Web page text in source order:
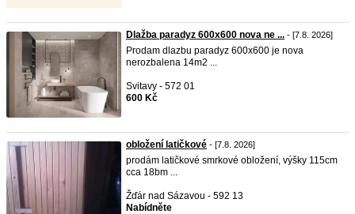
Dlažba paradyz 600x600 nova ne ... - [7.8. 2026]
Prodam dlazbu paradyz 600x600 je nova
nerozbalena 14m2 ...
Svitavy - 572 01
600 Kč
obložení latičkové - [7.8. 2026]
prodám latičkové smrkové obložení, výšky 115cm
cca 18bm ...
Žďár nad Sázavou - 592 13
Nabídněte